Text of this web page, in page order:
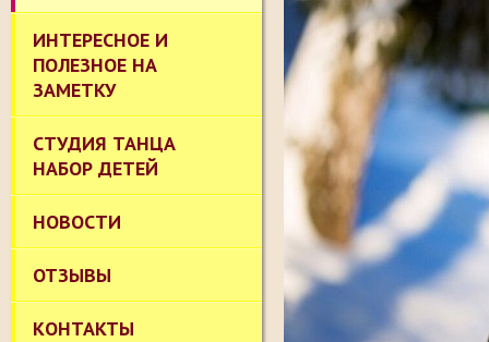
ИНТЕРЕСНОЕ И
ПОЛЕЗНОЕ НА
ЗАМЕТКУ
СТУДИЯ ТАНЦА
НАБОР ДЕТЕЙ
НОВОСТИ
ОТЗЫВЫ
КОНТАКТЫ